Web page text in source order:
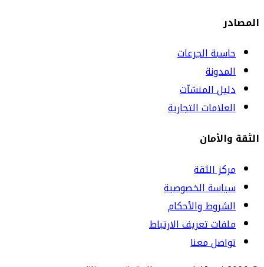
المصادر
حاسبة الجرعات
المدونة
دليل المنشآت
العلامات التجارية
الثقة والأمان
مركز الثقة
سياسة الخصوصية
الشروط والأحكام
ملفات تعريف الارتباط
تواصل معنا